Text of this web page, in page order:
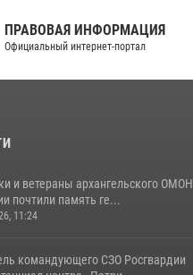
ПРАВОВАЯ ИНФОРМАЦИЯ
Официальный интернет-портал
и ветераны архангельского ОМОН
почтили память ге...
11:24
командующего СЗО Росгвардии